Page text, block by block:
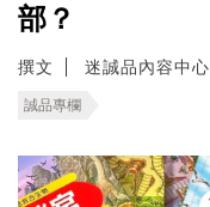
部？
撰文 迷誠品內容中心
誠品專欄